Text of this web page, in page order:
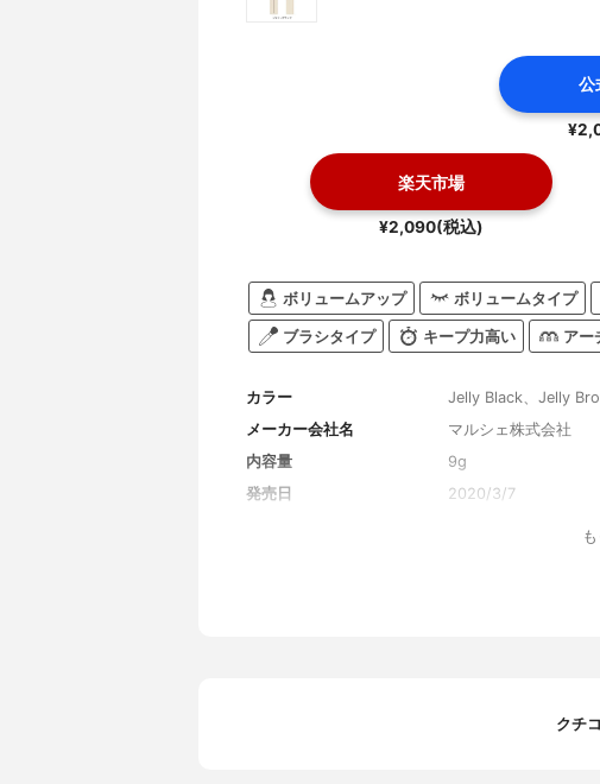
公
楽天市場
¥2,090(税込)
ボリュームアップ ボリュームタイプ
ブラシタイプ キープ力高い アー
カラー
Jelly Black、Jelly
メーカー会社名
マルシェ株式会社
内容量
9g
発売日
2020/3/7
クチ